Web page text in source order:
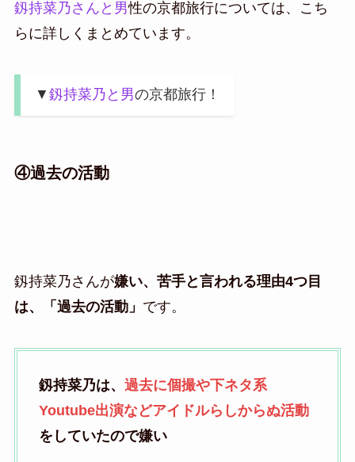
釼持菜乃さんと男性の京都旅行については、こち
らに詳しくまとめています。
▼ 釼持菜乃と男の京都旅行！
④過去の活動
釼持菜乃さんが嫌い、苦手と言われる理由4つ目
は、「過去の活動」 です。
釼持菜乃は、 過去に個撮や下ネタ系
Youtube出演などアイドルらしからぬ活動
をしていたので嫌い